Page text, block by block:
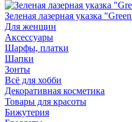
Зеленая лазерная указка
Для женщин
Аксессуары
Шарфы, платки
Шапки
Зонты
Всё для хобби
Декоративная косметика
Товары для красоты
Бижутерия